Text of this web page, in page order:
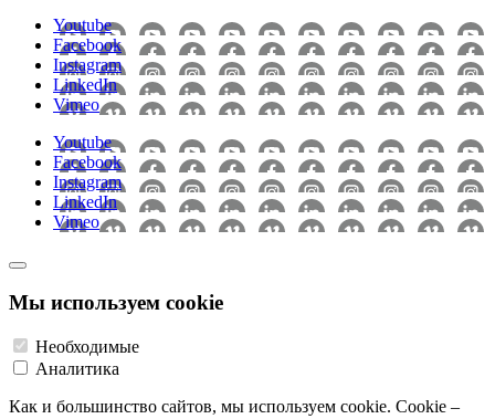
Youtube
Facebook
Instagram
LinkedIn
Vimeo
Youtube
Facebook
Instagram
LinkedIn
Vimeo
Мы используем cookie
Необходимые
Аналитика
Как и большинство сайтов, мы используем cookie. Cookie –